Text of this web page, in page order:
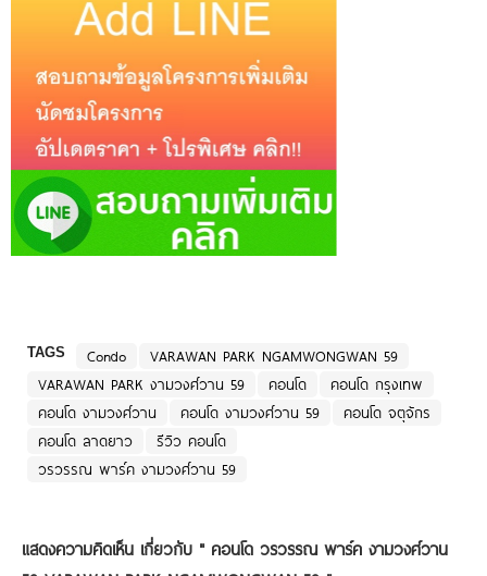
TAGS Condo
VARAWAN PARK NGAMWONGWAN 59
VARAWAN PARK งามวงศ์วาน 59
คอนโด
คอนโด กรุงเทพ
คอนโด งามวงศ์วาน
คอนโด งามวงศ์วาน 59
คอนโด จตุจักร
คอนโด ลาดยาว
รีวิว คอนโด
วรวรรณ พาร์ค งามวงศ์วาน 59
แสดงความคิดเห็น เกี่ยวกับ " คอนโด วรวรรณ พาร์ค งามวงศ์วาน